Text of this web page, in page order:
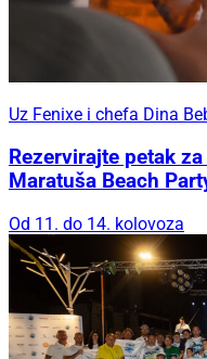
Uz Fenixe i chefa Dina
Rezervirajte petak
Maratuša Beach
Od 11. do 14. kolovoza